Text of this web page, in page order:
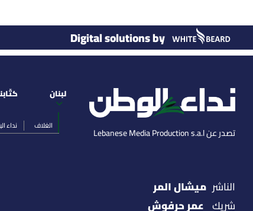
Digital solutions by
تصدر عن Lebanese Media Production s.a.l
لبنان
الغلاف نداء
الناشر ميشال المر
شريك عمر حرفوش